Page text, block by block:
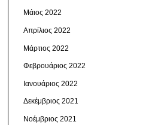
Μάιος 2022
Απρίλιος 2022
Μάρτιος 2022
Φεβρουάριος 2022
Ιανουάριος 2022
Δεκέμβριος 2021
Νοέμβριος 2021